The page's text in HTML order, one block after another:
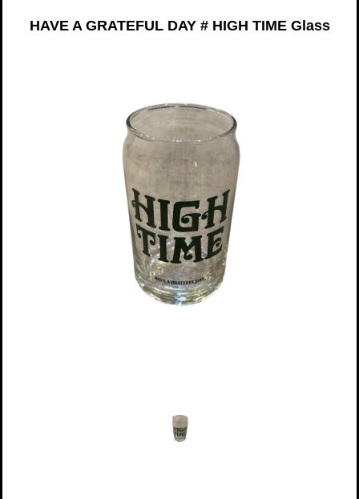
HAVE A GRATEFUL DAY # HIGH TIME Glass